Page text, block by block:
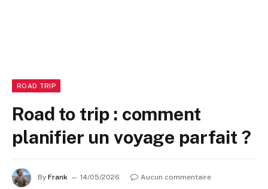
ROAD TRIP
Road to trip : comment
planifier un voyage parfait ?
By Frank 14/05/2026
Aucun commentaire